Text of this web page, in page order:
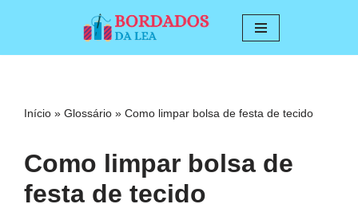
conteúdo
Início » Glossário » Como limpar bolsa de festa de tecido
Como limpar bolsa de
festa de tecido